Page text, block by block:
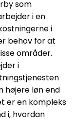
som
i en
i
behov for at
områder.
i
højere løn end
er en kompleks
i, hvordan